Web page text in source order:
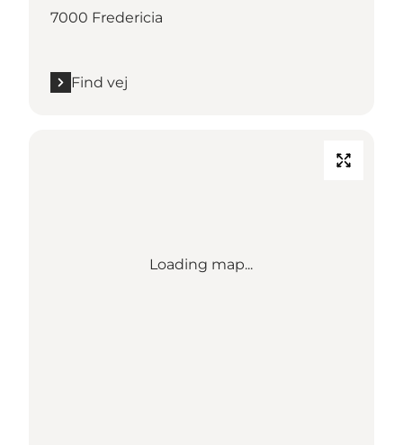
7000 Fredericia
Find vej
Loading map...